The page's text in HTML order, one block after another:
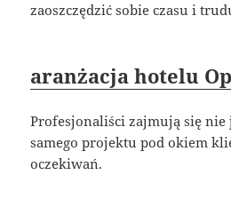
zaoszczędzić sobie czasu i
aranżacja hotelu
Profesjonaliści zajmują się nie
samego projektu pod okiem
oczekiwań.